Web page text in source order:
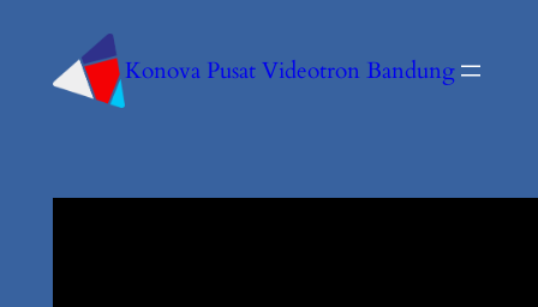
Konova Pusat Videotron Bandung